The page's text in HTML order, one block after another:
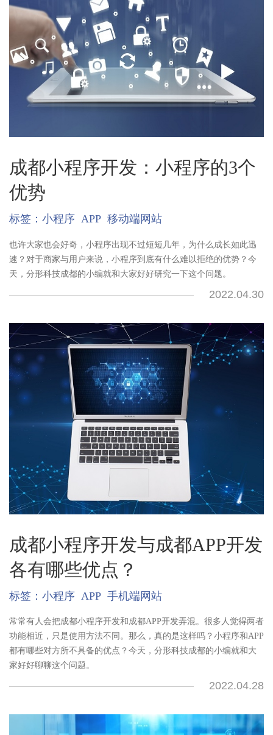
成都小程序开发：小程序的3个
优势
标签： 小程序 APP 移动端网站
也许大家也会好奇，小程序出现不过短短几年，为什么成长如此迅
速？对于商家与用户来说，小程序到底有什么难以拒绝的优势？今
天，分形科技成都的小编就和大家好好研究一下这个问题。
2022.04.30
成都小程序开发与成都APP开发
各有哪些优点？
标签： 小程序 APP 手机端网站
常常有人会把成都小程序开发和成都APP开发弄混。很多人觉得两者
功能相近，只是使用方法不同。那么，真的是这样吗？小程序和APP
都有哪些对方所不具备的优点？今天，分形科技成都的小编就和大
家好好聊聊这个问题。
2022.04.28